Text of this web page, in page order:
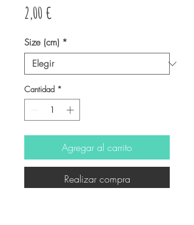
2,00 €
Size (cm) *
Cantidad *
Agregar al carrito
Realizar compra